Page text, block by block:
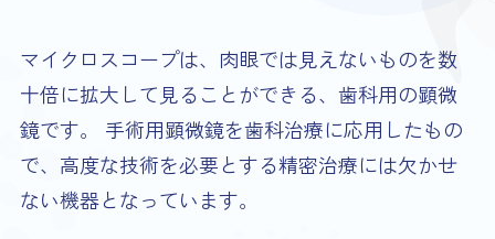
マイクロスコープは、肉眼では見えないものを数
十倍に拡大して見ることができる、歯科用の顕微
鏡です。 手術用顕微鏡を歯科治療に応用したもの
で、高度な技術を必要とする精密治療には欠かせ
ない機器となっています。